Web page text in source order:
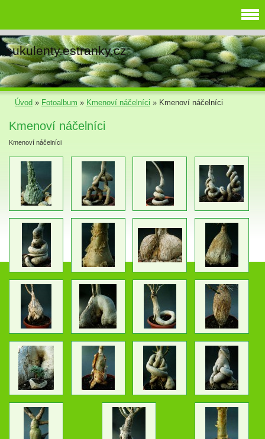
sukulenty.estranky.cz
Úvod » Fotoalbum » Kmenoví náčelníci » Kmenoví náčelníci
Kmenoví náčelníci
Kmenoví náčelníci